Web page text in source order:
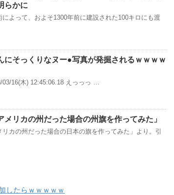
らかに
よって、およそ1300年前に建設された100キロにも渡
にそっくりなヌー●写真が発掘されるｗｗｗｗ
03/16(木) 12:45:06.18 えっっっ …
リカの州だった場合の州旗を作ってみた」
カの州だった場合の日本の旗を作ってみた」より。引
したらｗｗｗｗｗ